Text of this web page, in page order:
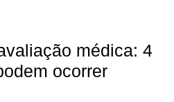
médica: 4
ocorrer